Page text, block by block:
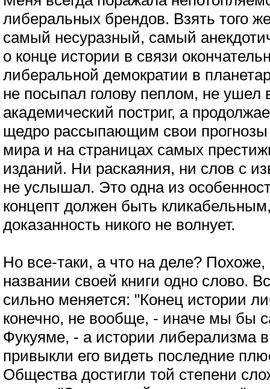
либеральных брендов. Взять того
самый несуразный, самый
о конце истории в связи
либеральной демократии в
не посыпал голову пеплом, не ушел
академический постриг, а
щедро рассыпающим свои
мира и на страницах самых
изданий. Ни раскаяния, ни слов с
не услышал. Это одна из
концепт должен быть
доказанность никого не волнует.
Но все-таки, а что на деле?
названии своей книги одно слово.
сильно меняется: "Конец истории
конечно, не вообще, - иначе мы бы
Фукуяме, - а истории либерализма
привыкли его видеть последние
Общества достигли той степени